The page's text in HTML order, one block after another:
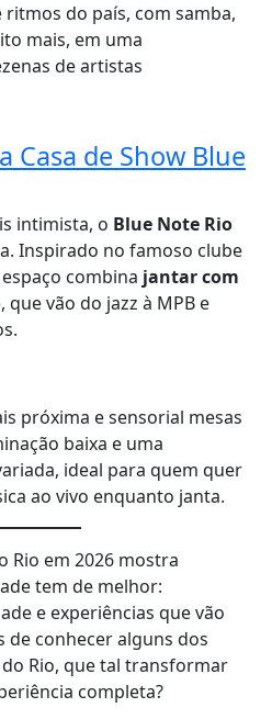
do país, com samba,
mais, em uma
de artistas
Casa de Show Blue
intimista, o Blue Note Rio
Inspirado no famoso clube
combina jantar com
, que vão do jazz à MPB e
próxima e sensorial mesas
baixa e uma
ideal para quem quer
ao vivo enquanto janta.
Rio em 2026 mostra
tem de melhor:
e experiências que vão
de conhecer alguns dos
Rio, que tal transformar
completa?